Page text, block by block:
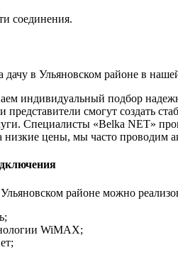
соединения.
дачу в Ульяновском районе в
индивидуальный подбор
смогут создать
Специалисты «Belka NET»
цены, мы часто проводим
районе можно
WiMAX;